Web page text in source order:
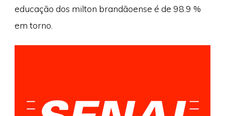
educação dos milton brandãoense é de 98.9 %
em torno.